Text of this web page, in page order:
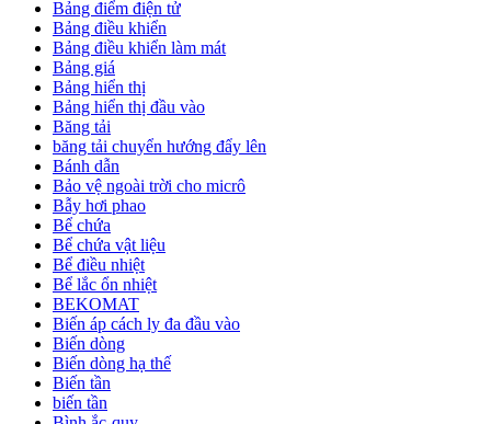
Bảng điểm điện tử
Bảng điều khiển
Bảng điều khiển làm mát
Bảng giá
Bảng hiển thị
Bảng hiển thị đầu vào
Băng tải
băng tải chuyển hướng đẩy lên
Bánh dẫn
Bảo vệ ngoài trời cho micrô
Bẫy hơi phao
Bể chứa
Bể chứa vật liệu
Bể điều nhiệt
Bể lắc ổn nhiệt
BEKOMAT
Biến áp cách ly đa đầu vào
Biến dòng
Biến dòng hạ thế
Biến tần
biến tần